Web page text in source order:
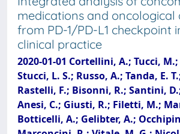
medications and oncological
from PD-1/PD-L1 checkpoint
clinical practice
2020-01-01 Cortellini, A.; Tucci,
Stucci, L. S.; Russo, A.; Tanda, E.
Rastelli, F.; Bisonni, R.; Santini,
Anesi, C.; Giusti, R.; Filetti, M.;
Botticelli, A.; Gelibter, A.;